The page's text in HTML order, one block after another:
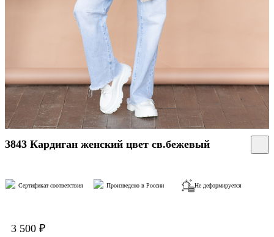
3843 Кардиган женский цвет св.бежевый
Сертификат соответствия Произведено в России Не деформируется
3 500 ₽